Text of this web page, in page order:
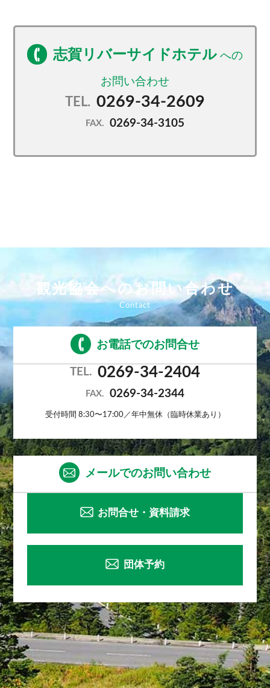
志賀リバーサイドホテル
TEL. 0269-34-2609
FAX. 0269-34-3105
観光協会へのお問い合わせ
お電話でのお問合せ
TEL. 0269-34-2404
FAX. 0269-34-2344
受付時間 8:30〜17:00／年中無休（臨時休業あり）
メールでのお問い合わせ
お問合せ・資料請求
団体予約